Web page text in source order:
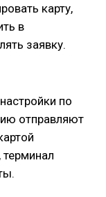
карту,
в
заявку.
по
отправляют